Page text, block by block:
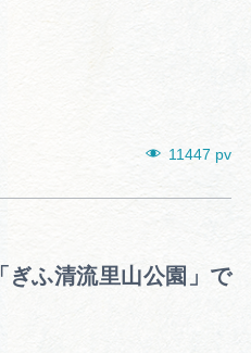
11447 pv
ぎふ清流里山公園」で